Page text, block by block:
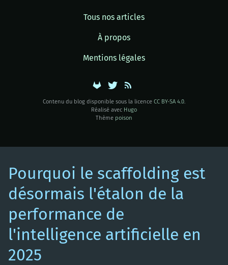
Tous nos articles
À propos
Mentions légales
Contenu du blog disponible sous la licence CC BY-SA 4.0.
Réalisé avec Hugo
Thème poison
Pourquoi le scaffolding est
désormais l'étalon de la
performance de
l'intelligence artificielle en
2025